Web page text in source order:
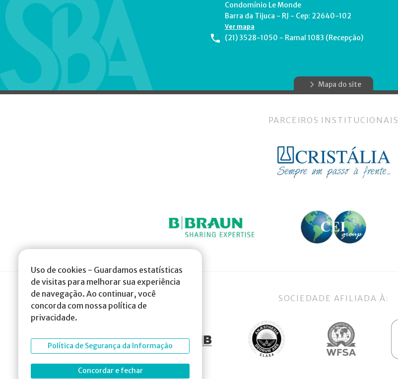
Uso de cookies - Guardamos estatísticas
de visitas para melhorar sua experiência
de navegação. Ao continuar, você
concorda com nossa política de
privacidade.
Política de Segurança da Informação
Concordar e fechar
Condomínio Le Monde
Barra da Tijuca - RJ - Cep: 22640-102
Ver mapa
(21) 3528-1050 - Ramal 1083 (Recepção)
Mapa do site
PARCEIROS INSTITUCIONAIS
SOCIEDADE AFILIADA À: